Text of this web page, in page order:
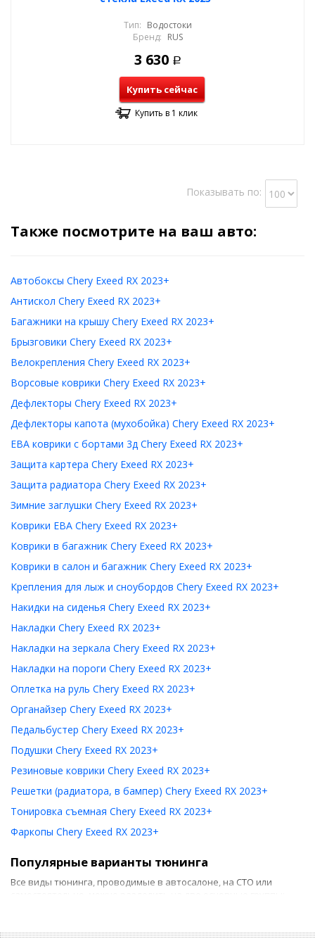
Тип: Водостоки
Бренд: RUS
3 630 Р
Купить сейчас
Купить в 1 клик
Показывать по:
Также посмотрите на ваш авто:
Автобоксы Chery Exeed RX 2023+
Антискол Chery Exeed RX 2023+
Багажники на крышу Chery Exeed RX 2023+
Брызговики Chery Exeed RX 2023+
Велокрепления Chery Exeed RX 2023+
Ворсовые коврики Chery Exeed RX 2023+
Дефлекторы Chery Exeed RX 2023+
Дефлекторы капота (мухобойка) Chery Exeed RX 2023+
ЕВА коврики с бортами 3д Chery Exeed RX 2023+
Защита картера Chery Exeed RX 2023+
Защита радиатора Chery Exeed RX 2023+
Зимние заглушки Chery Exeed RX 2023+
Коврики ЕВА Chery Exeed RX 2023+
Коврики в багажник Chery Exeed RX 2023+
Коврики в салон и багажник Chery Exeed RX 2023+
Крепления для лыж и сноубордов Chery Exeed RX 2023+
Накидки на сиденья Chery Exeed RX 2023+
Накладки Chery Exeed RX 2023+
Накладки на зеркала Chery Exeed RX 2023+
Накладки на пороги Chery Exeed RX 2023+
Оплетка на руль Chery Exeed RX 2023+
Органайзер Chery Exeed RX 2023+
Педальбустер Chery Exeed RX 2023+
Подушки Chery Exeed RX 2023+
Резиновые коврики Chery Exeed RX 2023+
Решетки (радиатора, в бампер) Chery Exeed RX 2023+
Тонировка съемная Chery Exeed RX 2023+
Фаркопы Chery Exeed RX 2023+
Популярные варианты тюнинга
Все виды тюнинга, проводимые в автосалоне, на СТО или
новых накидок на сиденье, ковриков и т. д. Если такие